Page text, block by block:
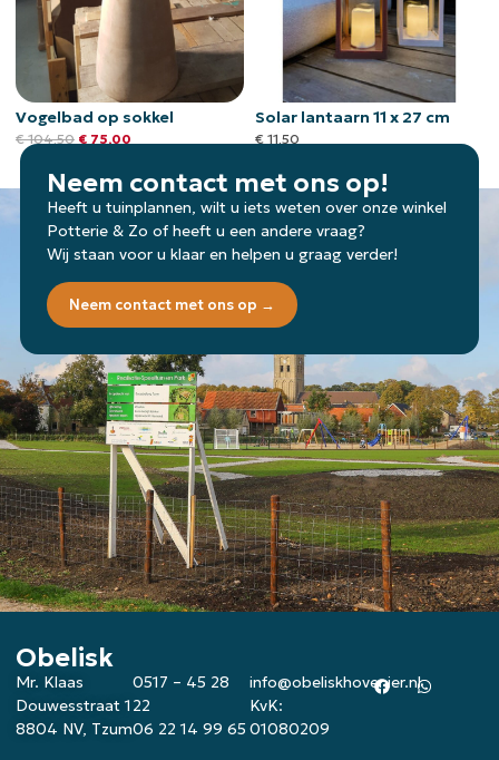
Vogelbad op sokkel
€104,50 € 75,00
Solar lantaarn 11 x 27 cm
€ 11,50
Neem contact met ons op!
Heeft u tuinplannen, wilt u iets weten over onze winkel
Potterie & Zo of heeft u een andere vraag?
Wij staan voor u klaar en helpen u graag verder!
Neem contact met ons op →
Obelisk
Mr. Klaas
Douwesstraat 1
8804 NV, Tzum
0517 – 45 28
22
06 22 14 99 65
info@obeliskhovenier.nl
KvK:
01080209